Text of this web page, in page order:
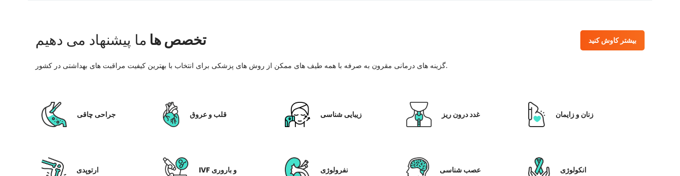
تخصص ها ما پیشنهاد می دهیم بیشتر کاوش کنید
گزینه های درمانی مقرون به صرفه با همه طیف های ممکن از روش های پزشکی برای انتخاب با بهترین کیفیت مراقبت های بهداشتی در کشور.
جراحی چاقی قلب و عروق زیبایی شناسی غدد درون ریز زنان و زایمان
ارتوپدی IVF و باروری نفرولوژی عصب شناسی انکولوژی